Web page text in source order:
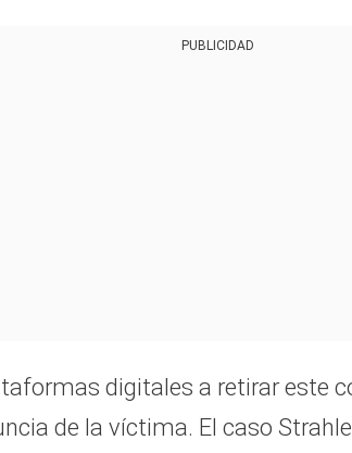
PUBLICIDAD
digitales a retirar este
de la víctima. El caso